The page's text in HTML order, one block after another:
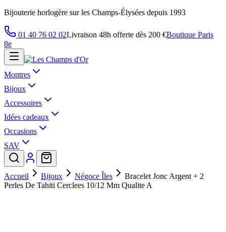
Bijouterie horlogère sur les Champs-Élysées depuis 1993
01 40 76 02 02Livraison 48h offerte dès 200 €Boutique Paris
8e
Montres
Bijoux
Accessoires
Idées cadeaux
Occasions
SAV
Accueil Bijoux Négoce Îles
Bracelet Jonc Argent + 2
Perles De Tahiti Cerclees 10/12 Mm Qualite A